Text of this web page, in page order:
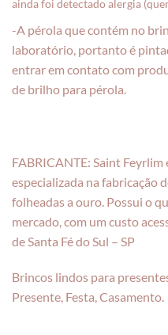
ainda foi detectado alergia
-A pérola que contém no
laboratório, portanto é
entrar em contato com
de brilho para pérola.
FABRICANTE: Saint Feyrlim
especializada na fabricação
folheadas a ouro. Possui o
mercado, com um custo
de Santa Fé do Sul – SP
Brincos lindos para
Presente, Festa, Casamento.